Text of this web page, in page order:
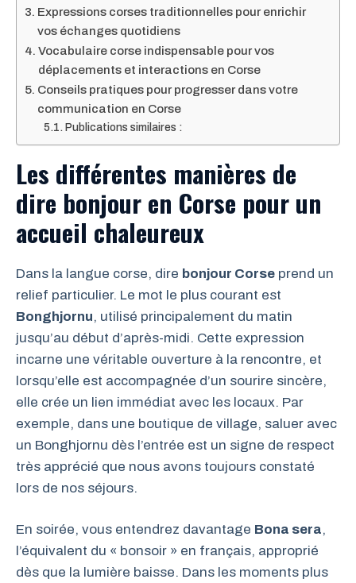
Expressions corses traditionnelles pour enrichir
vos échanges quotidiens
Vocabulaire corse indispensable pour vos
déplacements et interactions en Corse
Conseils pratiques pour progresser dans votre
communication en Corse
Publications similaires :
Les différentes manières de
dire bonjour en Corse pour un
accueil chaleureux
Dans la langue corse, dire bonjour Corse prend un
relief particulier. Le mot le plus courant est
Bonghjornu, utilisé principalement du matin
jusqu’au début d’après-midi. Cette expression
incarne une véritable ouverture à la rencontre, et
lorsqu’elle est accompagnée d’un sourire sincère,
elle crée un lien immédiat avec les locaux. Par
exemple, dans une boutique de village, saluer avec
un Bonghjornu dès l’entrée est un signe de respect
très apprécié que nous avons toujours constaté
lors de nos séjours.
En soirée, vous entendrez davantage Bona sera,
l’équivalent du « bonsoir » en français, approprié
dès que la lumière baisse. Dans les moments plus